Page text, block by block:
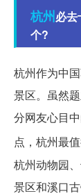
杭州必
个?
杭州作为中
景区。虽然
分网友心目
点，杭州最
杭州动物园
景区和溪口古